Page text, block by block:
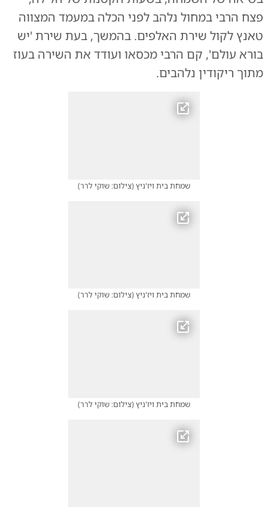
פצח הרבי במחול נלהב לפני הכלה במעמד המצווה
טאנץ לקול שירת האלפים. בהמשך, בעת שירת 'יש
בורא עולם', קם הרבי מכסאו ועודד את השירה בעוז
מתוך ריקודין נלהבים.
שמחת בית ויז'ניץ(צילום: שוקי לרר)
שמחת בית ויז'ניץ(צילום: שוקי לרר)
שמחת בית ויז'ניץ(צילום: שוקי לרר)